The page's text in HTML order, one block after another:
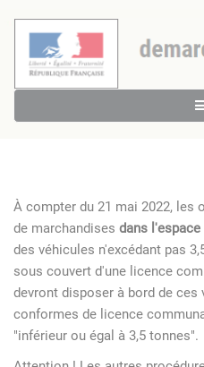
À compter du 21 mai 2022, les
de marchandises dans
des véhicules n'excédant pas
sous couvert d'une licence
devront disposer à bord de ces
conformes de licence
"inférieur ou égal à 3,5 tonnes".